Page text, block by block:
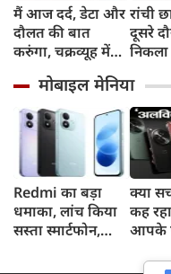
मैं आज दर्द, डेटा और
दौलत की बात
करुंगा, चक्रव्यूह में
रील नशा है, छात्रों की
गूंज में बोले राहुल
गांधी
रांची
दूसरे
निकला
किया
ऐलान
मोबाइल मेनिया
Redmi का बड़ा
धमाका, लांच किया
सस्ता स्मार्टफोन,
क्या
कह
आपके
आया